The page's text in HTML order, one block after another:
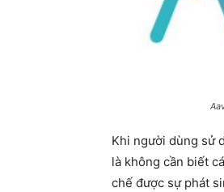
Khi người dùng sử
là không cần biết
chế được sự phát